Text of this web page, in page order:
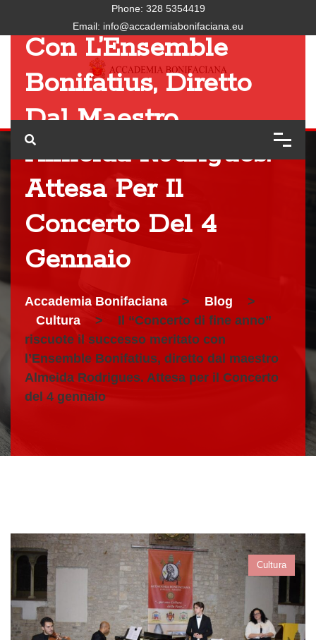
Phone: 328 5354419
Email: info@accademiabonifaciana.eu
Successo Meritato
Con L’Ensemble
Bonifatius, Diretto
Dal Maestro
Almeida Rodrigues.
Attesa Per Il
Concerto Del 4
Gennaio
Accademia Bonifaciana > Blog
>
Cultura
>
Il “Concerto di fine anno”
riscuote il successo meritato con
l’Ensemble Bonifatius, diretto dal maestro
Almeida Rodrigues. Attesa per il Concerto
del 4 gennaio
Cultura